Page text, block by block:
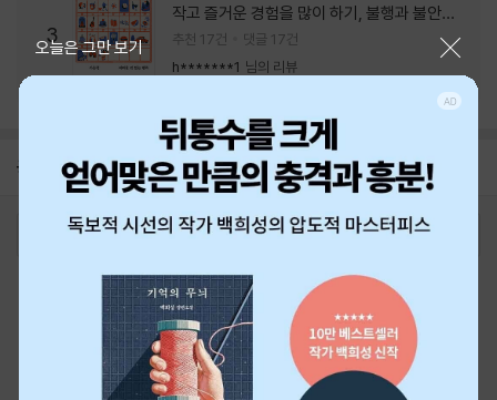
3
작고 즐거운 경험을 많이 하기, 불행과 불안을
회피하지 말기, 그리고 좋은 사람을 많이 만나
기.
추천 17건
댓글 17건
h*******1 님의 리뷰
공지 26년 NBCI 수상 안내
2026-08-01
오늘은 그만 보기
로그인 최근 본 상품 주문/배송
고객센터 1544-3800 티켓 1544-6399
중고샵 1566-4295
eBook 1:1문의/채팅상담
예스이십사(주) 사업자 정보
이용약관
개인정보처리방침
청소년보호정책
PC버전
회사소개 거래처관계자께